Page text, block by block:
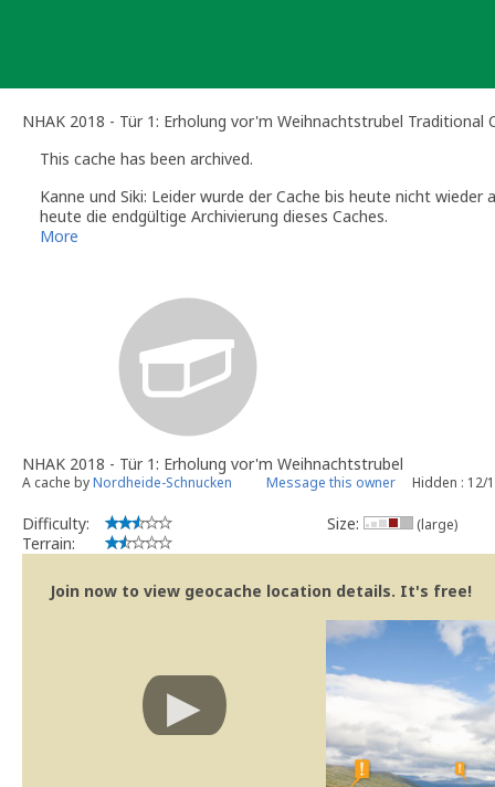
NHAK 2018 - Tür 1: Erholung vor'm Weihnachtstrubel Traditional
This cache has been archived.
Kanne und Siki: Leider wurde der Cache bis heute nicht
heute die endgültige Archivierung dieses Caches.
Wenn du an dieser Stelle wieder einen Cache platzieren
(Official Geocaching.com Volunteer Reviewer)
Die Info-Seiten der deutschsprachigen Reviewer:
More
NHAK 2018 - Tür 1: Erholung vor'm Weihnachtstrubel
A cache byNordheide-Schnucken Message this owner Hidden : 12/
Difficulty:
Terrain:
Size: (large)
Join now to view geocache location details. It's free!